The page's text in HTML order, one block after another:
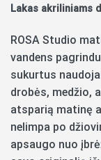
Lakas akriliniams
ROSA Studio
vandens
sukurtus
drobės, medžio,
atsparią matinę
nelimpa po
apsaugo nuo